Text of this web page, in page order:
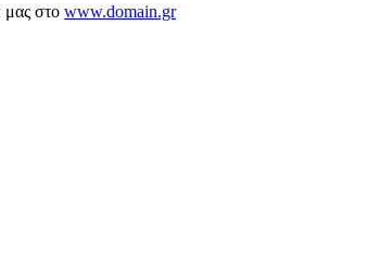
μας στο www.domain.gr